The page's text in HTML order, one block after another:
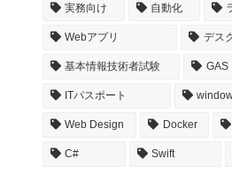
実務向け 自動化
Webアプリ デス
基本情報技術者試験 GAS
ITパスポート
Web Design Docker
C# Swift